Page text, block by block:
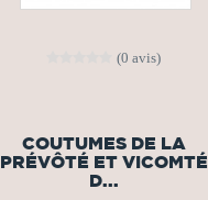
(0 avis)
COUTUMES DE LA
PRÉVÔTÉ ET VICOMTÉ
D...